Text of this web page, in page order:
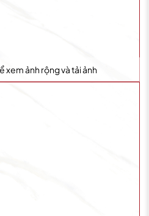
xem ảnh rộng và tải ảnh